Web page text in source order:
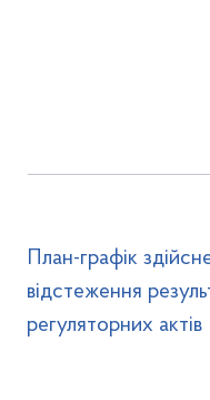
План-графік
відстеження
регуляторних актів